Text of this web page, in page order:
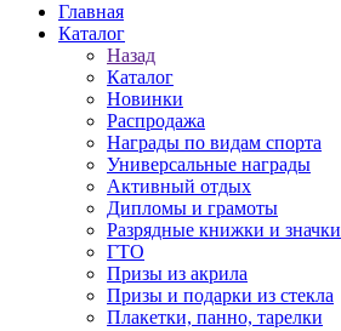
Главная
Каталог
Назад
Каталог
Новинки
Распродажа
Награды по видам спорта
Универсальные награды
Активный отдых
Дипломы и грамоты
Разрядные книжки и значки
ГТО
Призы из акрила
Призы и подарки из стекла
Плакетки, панно, тарелки